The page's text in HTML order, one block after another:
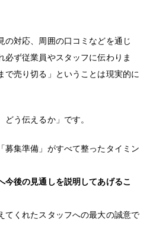
の対応、周囲の口コミなどを通じ
必ず従業員やスタッフに伝わりま
で売り切る」ということは現実的に
う伝えるか」です。
募集準備」がすべて整ったタイミン
今後の見通しを説明してあげるこ
てくれたスタッフへの最大の誠意で